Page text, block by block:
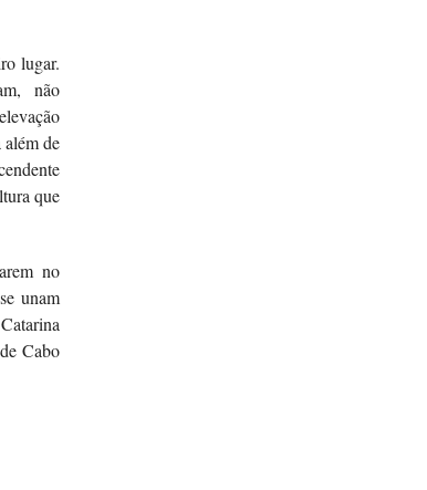
lugar.
não
de
que
no
unam
Cabo